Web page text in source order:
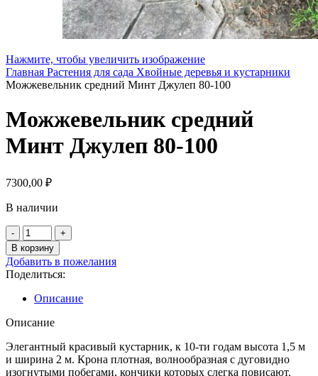
Нажмите, чтобы увеличить изображение
Главная Растения для сада Хвойные деревья и кустарники
Можжевельник средний Минт Джулеп 80-100
Можжевельник средний
Минт Джулеп 80-100
7300,00 ₽
В наличии
Количество
товара
Можжевельник
средний
Минт
Джулеп
80-
100
В корзину
Добавить в пожелания
Поделиться:
Описание
Описание
Элегантный красивый кустарник, к 10-ти годам высота 1,5 м
и ширина 2 м. Крона плотная, волнообразная с дуговидно
изогнутыми побегами, кончики которых слегка повисают.